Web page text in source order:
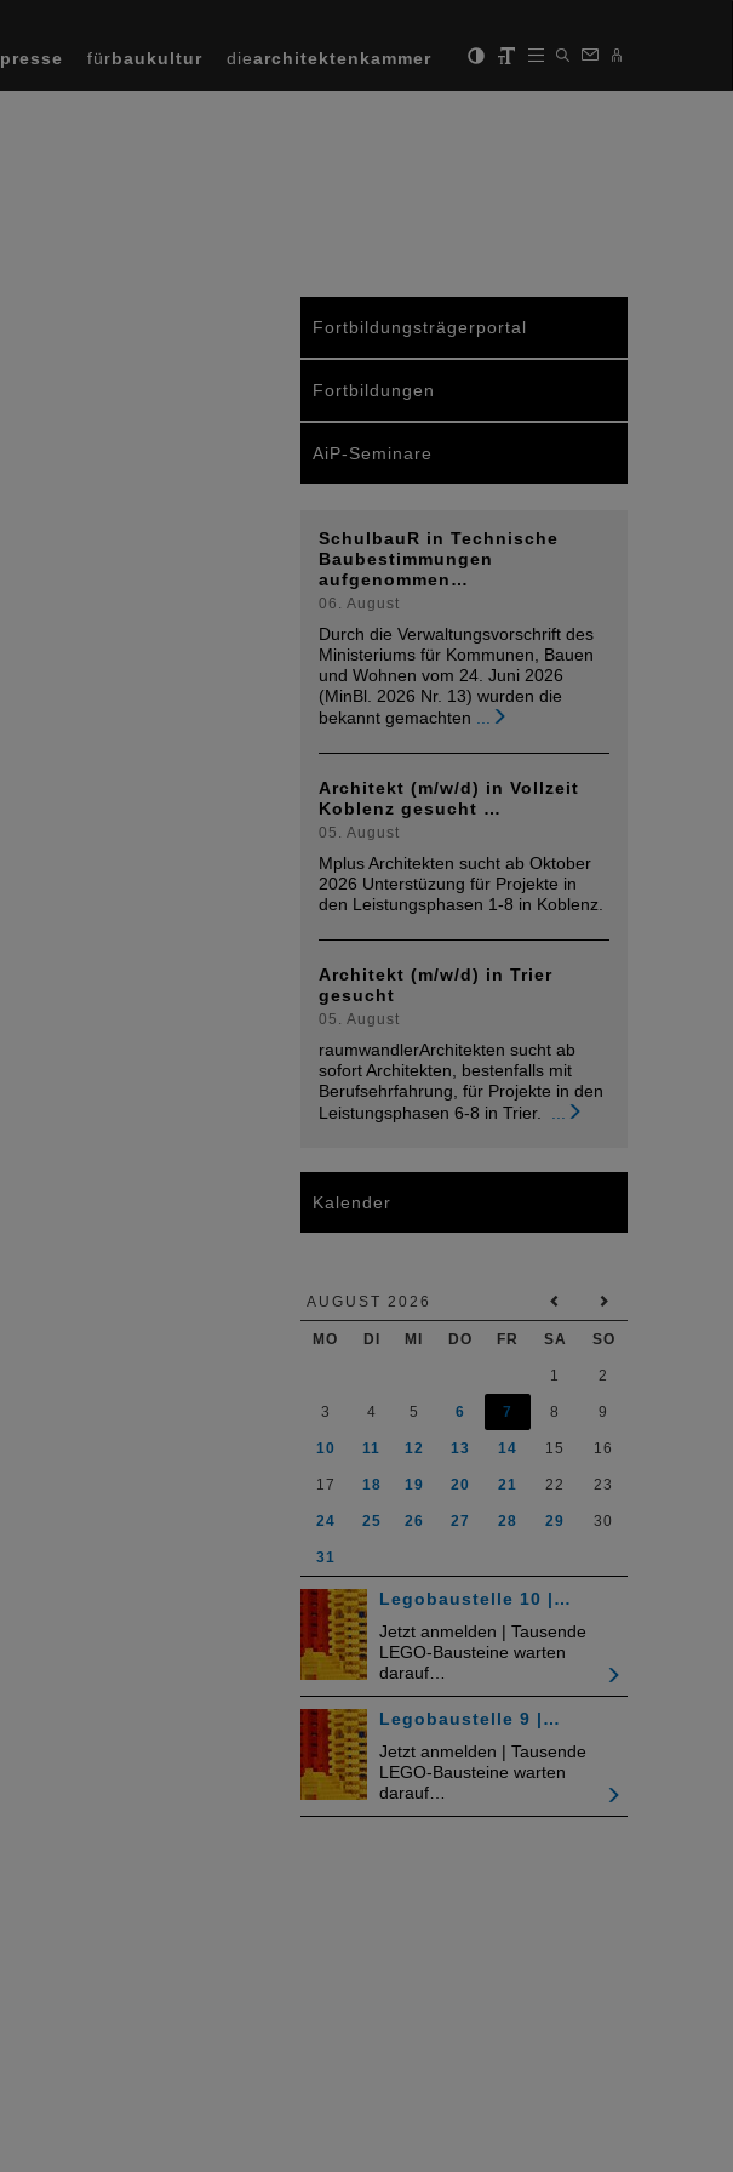
presse fürbaukultur diearchitektenkammer
Fortbildungsträgerportal
Fortbildungen
AiP-Seminare
SchulbauR in Technische
Baubestimmungen
aufgenommen…
06. August
Durch die Verwaltungsvorschrift des
Ministeriums für Kommunen, Bauen
und Wohnen vom 24. Juni 2026
(MinBl. 2026 Nr. 13) wurden die
bekannt gemachten
Architekt (m/w/d) in Vollzeit
Koblenz gesucht …
05. August
Mplus Architekten sucht ab Oktober
2026 Unterstüzung für Projekte in
den Leistungsphasen 1-8 in Koblenz.
Architekt (m/w/d) in Trier
gesucht
05. August
raumwandlerArchitekten sucht ab
sofort Architekten, bestenfalls mit
Berufsehrfahrung, für Projekte in den
Leistungsphasen 6-8 in Trier.
Kalender
AUGUST 2026
MO DI MI DO FR SA SO
1 2
3 4 5 6 7 8 9
10 11 12 13 14 15 16
17 18 19 20 21 22 23
24 25 26 27 28 29 30
31
Legobaustelle 10 |…
Jetzt anmelden | Tausende
LEGO-Bausteine warten
darauf…
Legobaustelle 9 |…
Jetzt anmelden | Tausende
LEGO-Bausteine warten
darauf…